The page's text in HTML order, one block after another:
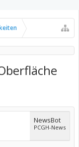
NewsBot
PCGH-News